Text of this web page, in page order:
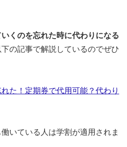
くのを忘れた時に代わりになる
の記事で解説しているのでぜひ
た！定期券で代用可能？代わり
いている人は学割が適用されま